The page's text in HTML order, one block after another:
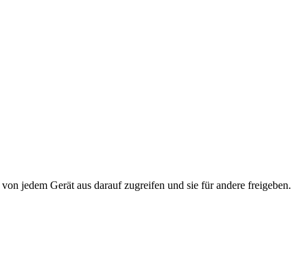
jedem Gerät aus darauf zugreifen und sie für andere freigeben.